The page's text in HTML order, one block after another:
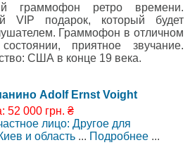
граммофон ретро времени.
VIP подарок, который будет
Граммофон в отличном
приятное звучание.
США в конце 19 века.
Adolf Ernst Voight
52 000 грн. ₴
лицо: Другое для
и область ... Подробнее ...